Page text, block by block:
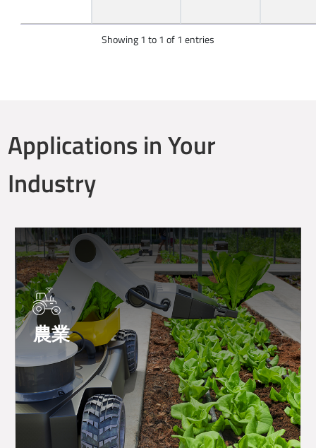
Showing 1 to 1 of 1 entries
Applications in Your
Industry
農業